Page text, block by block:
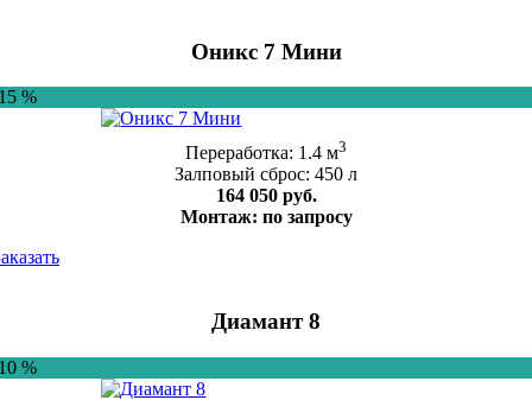
Оникс 7 Мини
%
Переработка: 1.4 м3
Залповый сброс: 450 л
164 050 руб.
Монтаж: по запросу
Диамант 8
%